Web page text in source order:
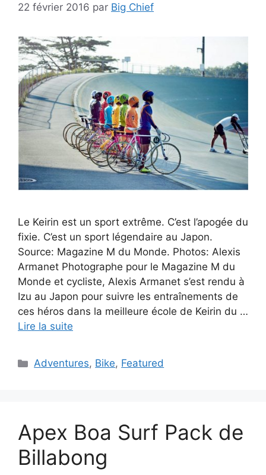
22 février 2016 par Big Chief
Le Keirin est un sport extrême. C’est l’apogée du
fixie. C’est un sport légendaire au Japon.
Source: Magazine M du Monde. Photos: Alexis
Armanet Photographe pour le Magazine M du
Monde et cycliste, Alexis Armanet s’est rendu à
Izu au Japon pour suivre les entraînements de
ces héros dans la meilleure école de Keirin du …
Lire la suite
Catégories
Adventures, Bike, Featured
Apex Boa Surf Pack de
Billabong